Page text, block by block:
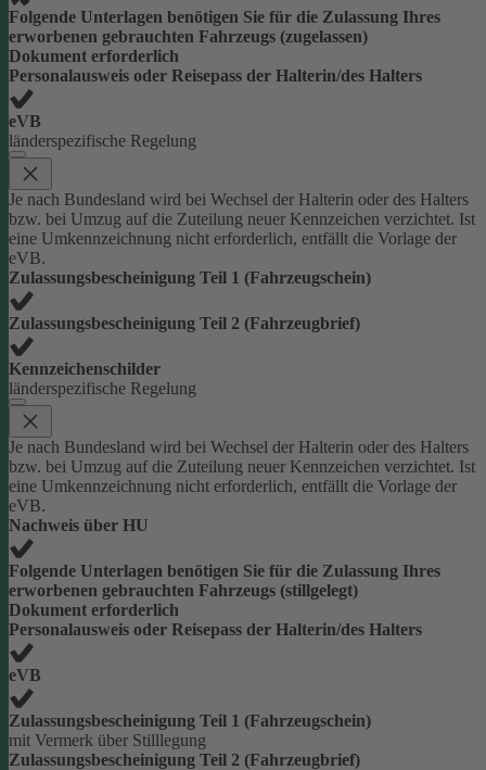
Folgende Unterlagen benötigen Sie für die Zulassung Ihres
erworbenen gebrauchten Fahrzeugs (zugelassen)
Dokument erforderlich
Personalausweis oder Reisepass der Halterin/des Halters
eVB
länderspezifische Regelung
Je nach Bundesland wird bei Wechsel der Halterin oder des Halters
bzw. bei Umzug auf die Zuteilung neuer Kennzeichen verzichtet. Ist
eine Umkennzeichnung nicht erforderlich, entfällt die Vorlage der
eVB.
Zulassungsbescheinigung Teil 1 (Fahrzeugschein)
Zulassungsbescheinigung Teil 2 (Fahrzeugbrief)
Kennzeichenschilder
länderspezifische Regelung
Je nach Bundesland wird bei Wechsel der Halterin oder des Halters
bzw. bei Umzug auf die Zuteilung neuer Kennzeichen verzichtet. Ist
eine Umkennzeichnung nicht erforderlich, entfällt die Vorlage der
eVB.
Nachweis über HU
Folgende Unterlagen benötigen Sie für die Zulassung Ihres
erworbenen gebrauchten Fahrzeugs (stillgelegt)
Dokument erforderlich
Personalausweis oder Reisepass der Halterin/des Halters
eVB
Zulassungsbescheinigung Teil 1 (Fahrzeugschein)
mit Vermerk über Stilllegung
Zulassungsbescheinigung Teil 2 (Fahrzeugbrief)